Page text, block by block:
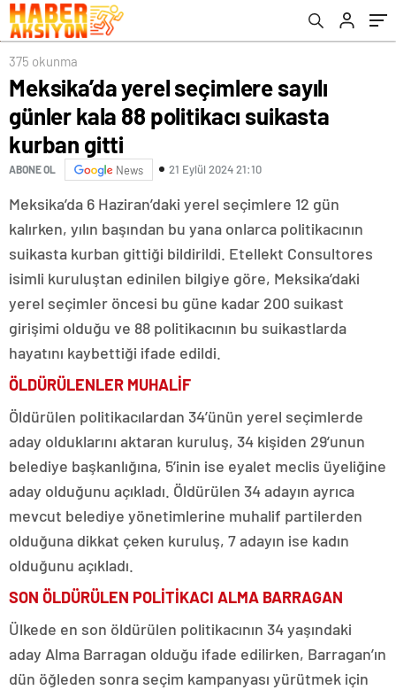
375 okunma
Meksika’da yerel seçimlere sayılı
günler kala 88 politikacı suikasta
kurban gitti
ABONE OL News 21 Eylül 2024 21:10
Meksika’da 6 Haziran’daki yerel seçimlere 12 gün
kalırken, yılın başından bu yana onlarca politikacının
suikasta kurban gittiği bildirildi. Etellekt Consultores
isimli kuruluştan edinilen bilgiye göre, Meksika’daki
yerel seçimler öncesi bu güne kadar 200 suikast
girişimi olduğu ve 88 politikacının bu suikastlarda
hayatını kaybettiği ifade edildi.
ÖLDÜRÜLENLER MUHALİF
Öldürülen politikacılardan 34’ünün yerel seçimlerde
aday olduklarını aktaran kuruluş, 34 kişiden 29’unun
belediye başkanlığına, 5’inin ise eyalet meclis üyeliğine
aday olduğunu açıkladı. Öldürülen 34 adayın ayrıca
mevcut belediye yönetimlerine muhalif partilerden
olduğuna dikkat çeken kuruluş, 7 adayın ise kadın
olduğunu açıkladı.
SON ÖLDÜRÜLEN POLİTİKACI ALMA BARRAGAN
Ülkede en son öldürülen politikacının 34 yaşındaki
aday Alma Barragan olduğu ifade edilirken, Barragan’ın
dün öğleden sonra seçim kampanyası yürütmek için